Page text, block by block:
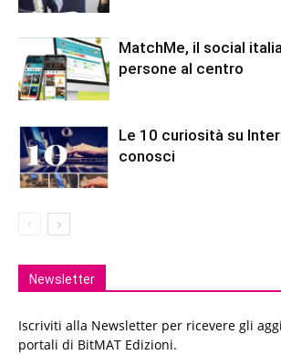
MatchMe, il social
persone al centro
Le 10 curiosità su
conosci
Newsletter
Iscriviti alla Newsletter per ricevere gli
portali di BitMAT Edizioni.